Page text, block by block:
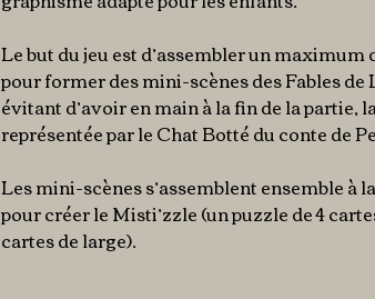
Le but du jeu est d’assembler un maximum
pour former des mini-scènes des Fables de
évitant d’avoir en main à la fin de la partie,
représentée par le Chat Botté du conte de
Les mini-scènes s’assemblent ensemble à
pour créer le Misti’zzle (un puzzle de 4
cartes de large).